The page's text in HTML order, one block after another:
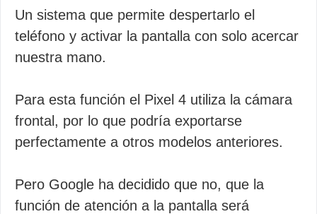
Un sistema que permite despertarlo el
teléfono y activar la pantalla con solo acercar
nuestra mano.
Para esta función el Pixel 4 utiliza la cámara
frontal, por lo que podría exportarse
perfectamente a otros modelos anteriores.
Pero Google ha decidido que no, que la
función de atención a la pantalla será